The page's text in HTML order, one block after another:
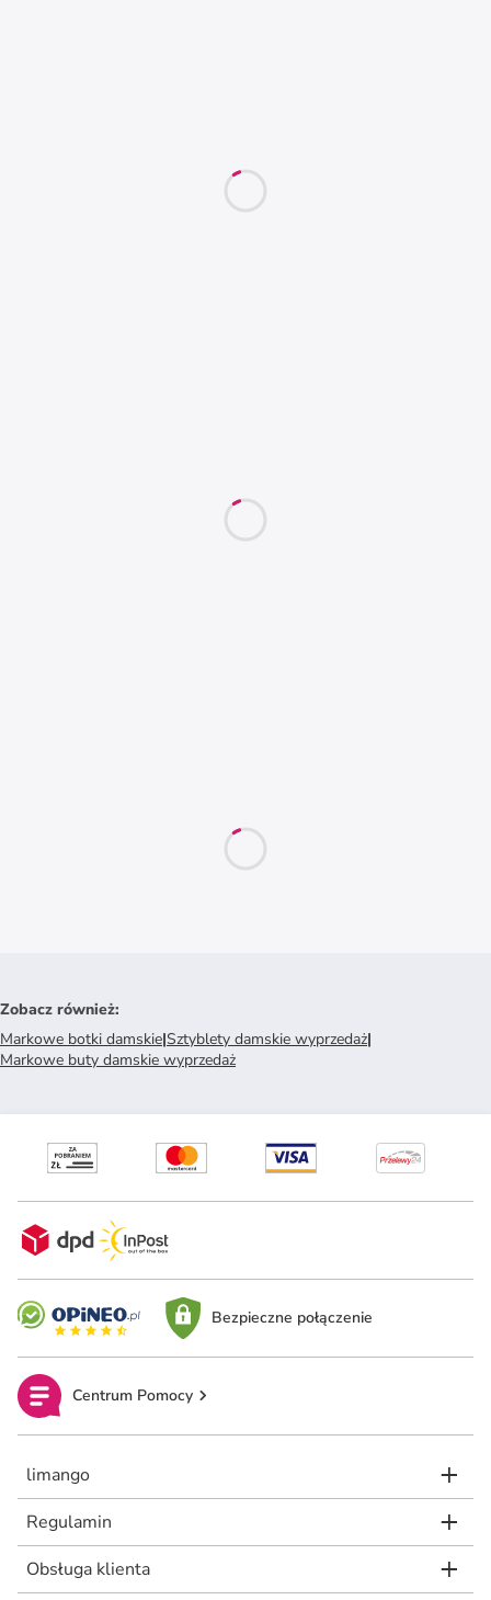
Zobacz również:
Markowe botki damskie|Sztyblety damskie wyprzedaż|
Markowe buty damskie wyprzedaż
Bezpieczne połączenie
Centrum Pomocy
limango
Regulamin
Obsługa klienta